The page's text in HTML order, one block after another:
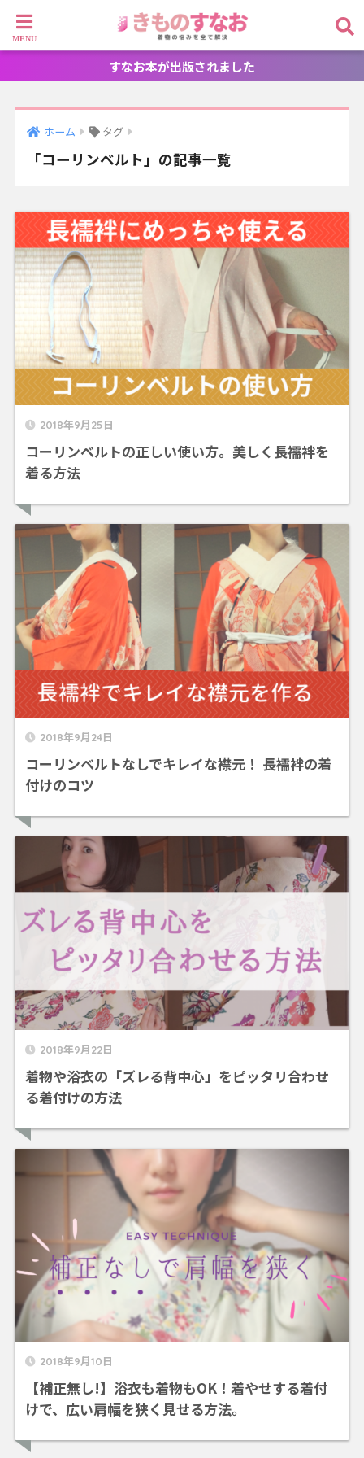
すなお本が出版されました
ホーム タグ
「コーリンベルト」の記事一覧
2018年9月25日
コーリンベルトの正しい使い方。美しく長襦袢を
着る方法
2018年9月24日
コーリンベルトなしでキレイな襟元！ 長襦袢の着
付けのコツ
2018年9月22日
着物や浴衣の「ズレる背中心」をピッタリ合わせ
る着付けの方法
2018年9月10日
【補正無し!】浴衣も着物もOK！着やせする着付
けで、広い肩幅を狭く見せる方法。